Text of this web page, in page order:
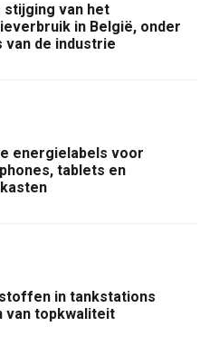
stijging van het
in België, onder
van de industrie
energielabels voor
tablets en
in tankstations
van topkwaliteit